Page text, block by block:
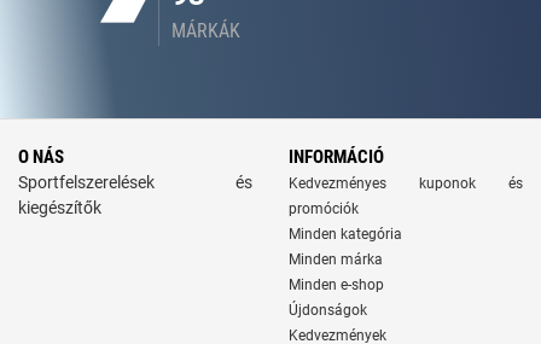
MÁRKÁK
O NÁS
Sportfelszerelések és
kiegészítők
INFORMÁCIÓ
Kedvezményes kuponok és
promóciók
Minden kategória
Minden márka
Minden e-shop
Újdonságok
Kedvezmények